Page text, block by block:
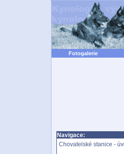
Fotogalerie
Navigace:
Chovatelské stanice -